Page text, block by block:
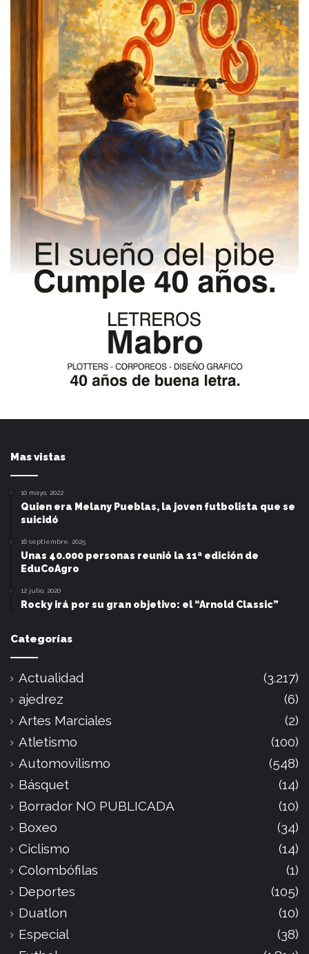
Mas vistas
10 mayo, 2022
Quien era Melany Pueblas, la joven futbolista que se
suicidó
16 septiembre, 2025
Unas 40.000 personas reunió la 11ª edición de
EduCoAgro
12 julio, 2020
Rocky irá por su gran objetivo: el “Arnold Classic”
Categorías
Actualidad
(3.217)
ajedrez
(6)
Artes Marciales
(2)
Atletismo
(100)
Automovilismo
(548)
Básquet
(14)
Borrador NO PUBLICADA
(10)
Boxeo
(34)
Ciclismo
(14)
Colombófilas
(1)
Deportes
(105)
Duatlon
(10)
Especial
(38)